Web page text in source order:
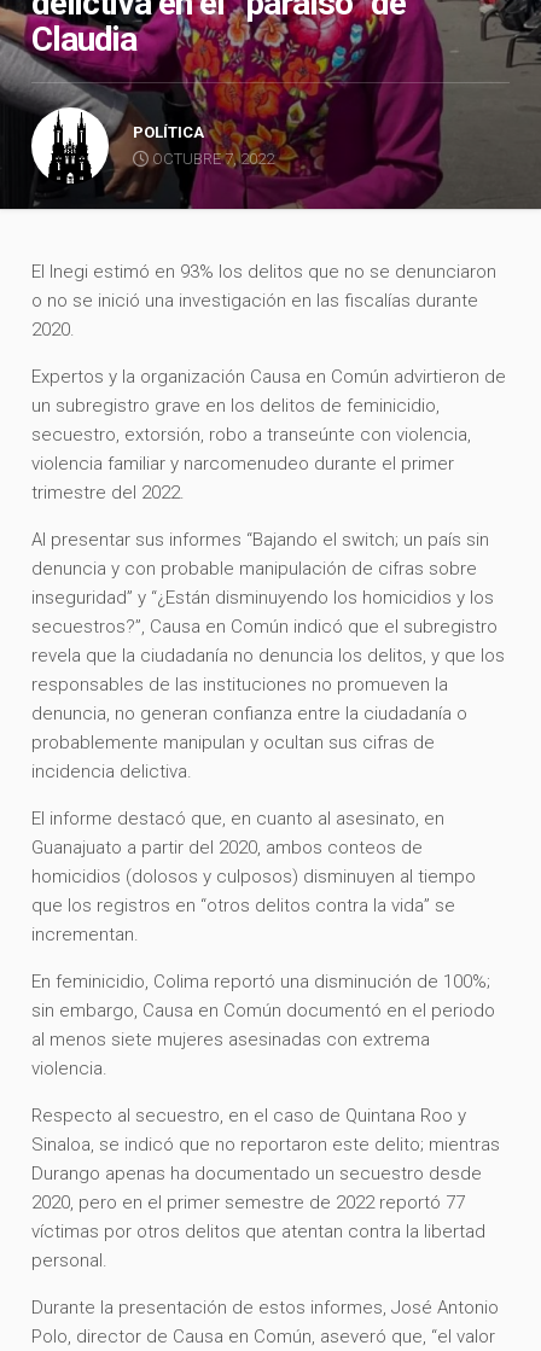
Claudia
POLÍTICA
OCTUBRE 7, 2022
El Inegi estimó en 93% los delitos que no se denunciaron
o no se inició una investigación en las fiscalías durante
2020.
Expertos y la organización Causa en Común advirtieron de
un subregistro grave en los delitos de feminicidio,
secuestro, extorsión, robo a transeúnte con violencia,
violencia familiar y narcomenudeo durante el primer
trimestre del 2022.
Al presentar sus informes “Bajando el switch; un país sin
denuncia y con probable manipulación de cifras sobre
inseguridad” y “¿Están disminuyendo los homicidios y los
secuestros?”, Causa en Común indicó que el subregistro
revela que la ciudadanía no denuncia los delitos, y que los
responsables de las instituciones no promueven la
denuncia, no generan confianza entre la ciudadanía o
probablemente manipulan y ocultan sus cifras de
incidencia delictiva.
El informe destacó que, en cuanto al asesinato, en
Guanajuato a partir del 2020, ambos conteos de
homicidios (dolosos y culposos) disminuyen al tiempo
que los registros en “otros delitos contra la vida” se
incrementan.
En feminicidio, Colima reportó una disminución de 100%;
sin embargo, Causa en Común documentó en el periodo
al menos siete mujeres asesinadas con extrema
violencia.
Respecto al secuestro, en el caso de Quintana Roo y
Sinaloa, se indicó que no reportaron este delito; mientras
Durango apenas ha documentado un secuestro desde
2020, pero en el primer semestre de 2022 reportó 77
víctimas por otros delitos que atentan contra la libertad
personal.
Durante la presentación de estos informes, José Antonio
Polo, director de Causa en Común, aseveró que, “el valor